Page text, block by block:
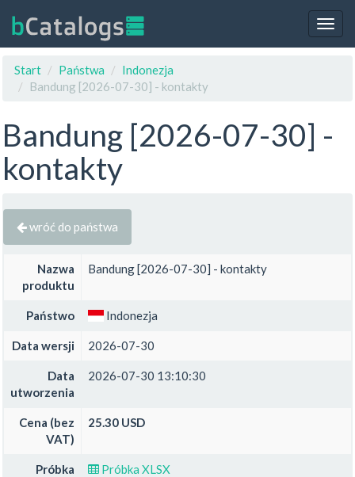
Start
Państwa
Indonezja
Bandung [2026-07-30] - kontakty
Bandung [2026-07-30] -
kontakty
wróć do państwa
Nazwa
produktu
Bandung [2026-07-30] - kontakty
Państwo Indonezja
Data wersji 2026-07-30
Data
utworzenia
2026-07-30 13:10:30
Cena (bez
VAT)
25.30 USD
Próbka Próbka XLSX